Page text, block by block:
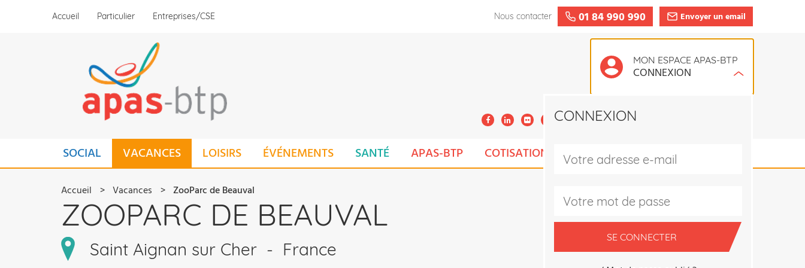
Accueil Particulier Entreprises/CSE Nous contacter 01 84 990 990 Envoyer un email
MON ESPACE APAS-BTP
CONNEXION
CONNEXION
SE CONNECTER
CRÉER UN COMPTE
MAIN
NAVIGATION
SOCIAL VACANCES LOISIRS ÉVÉNEMENTS SANTÉ APAS-BTP COTISATIONS ADHÉRENT
FIL
D'ARIANE
Accueil Vacances ZooParc de Beauval
ZOOPARC DE BEAUVAL
Saint Aignan sur Cher - France